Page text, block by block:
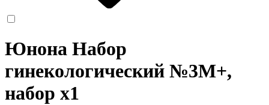
Юнона Набор
гинекологический №3М+,
набор x1